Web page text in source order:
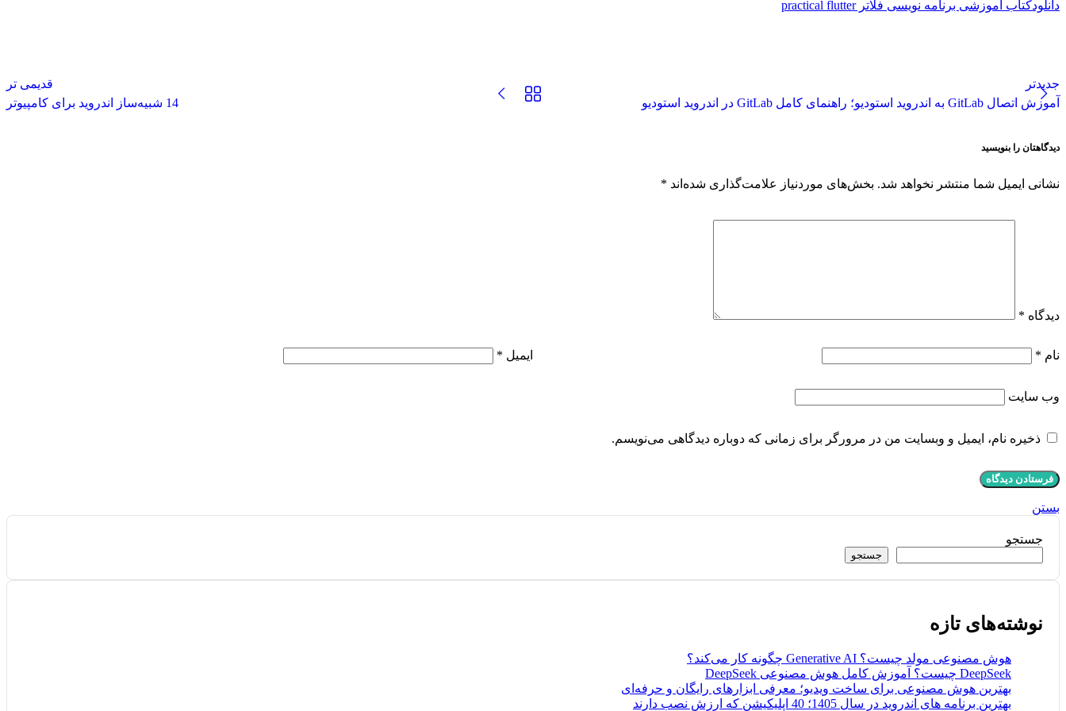
دانلودکتاب آموزشی برنامه نویسی فلاتر practical flutter
جدیدتر
آموزش اتصال GitLab به اندروید استودیو؛ راهنمای کامل GitLab در اندروید استودیو
قدیمی تر
14 شبیه‌ساز اندروید برای کامپیوتر
دیدگاهتان را بنویسید
نشانی ایمیل شما منتشر نخواهد شد. بخش‌های موردنیاز علامت‌گذاری شده‌اند *
دیدگاه *
نام * ایمیل *
وب‌ سایت
ذخیره نام، ایمیل و وبسایت من در مرورگر برای زمانی که دوباره دیدگاهی می‌نویسم.
بستن
جستجو
جستجو
نوشته‌های تازه
هوش مصنوعی مولد چیست؟ Generative AI چگونه کار می‌کند؟
DeepSeek چیست؟ آموزش کامل هوش مصنوعی DeepSeek
بهترین هوش مصنوعی برای ساخت ویدیو؛ معرفی ابزارهای رایگان و حرفه‌ای
بهترین برنامه های اندروید در سال 1405؛ 40 اپلیکیشن که ارزش نصب دارند